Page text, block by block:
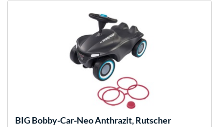
BIG Bobby-Car-Neo Anthrazit, Rutscher